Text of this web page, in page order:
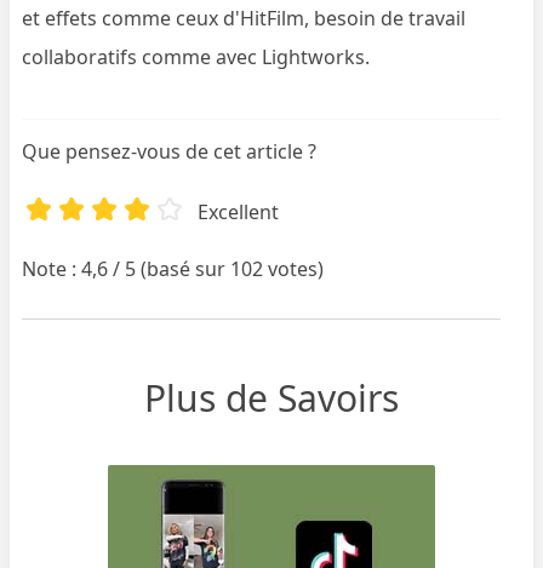
et effets comme ceux d'HitFilm, besoin de travail
collaboratifs comme avec Lightworks.
Que pensez-vous de cet article ?
Excellent
Note : 4,6 / 5 (basé sur 102 votes)
Plus de Savoirs